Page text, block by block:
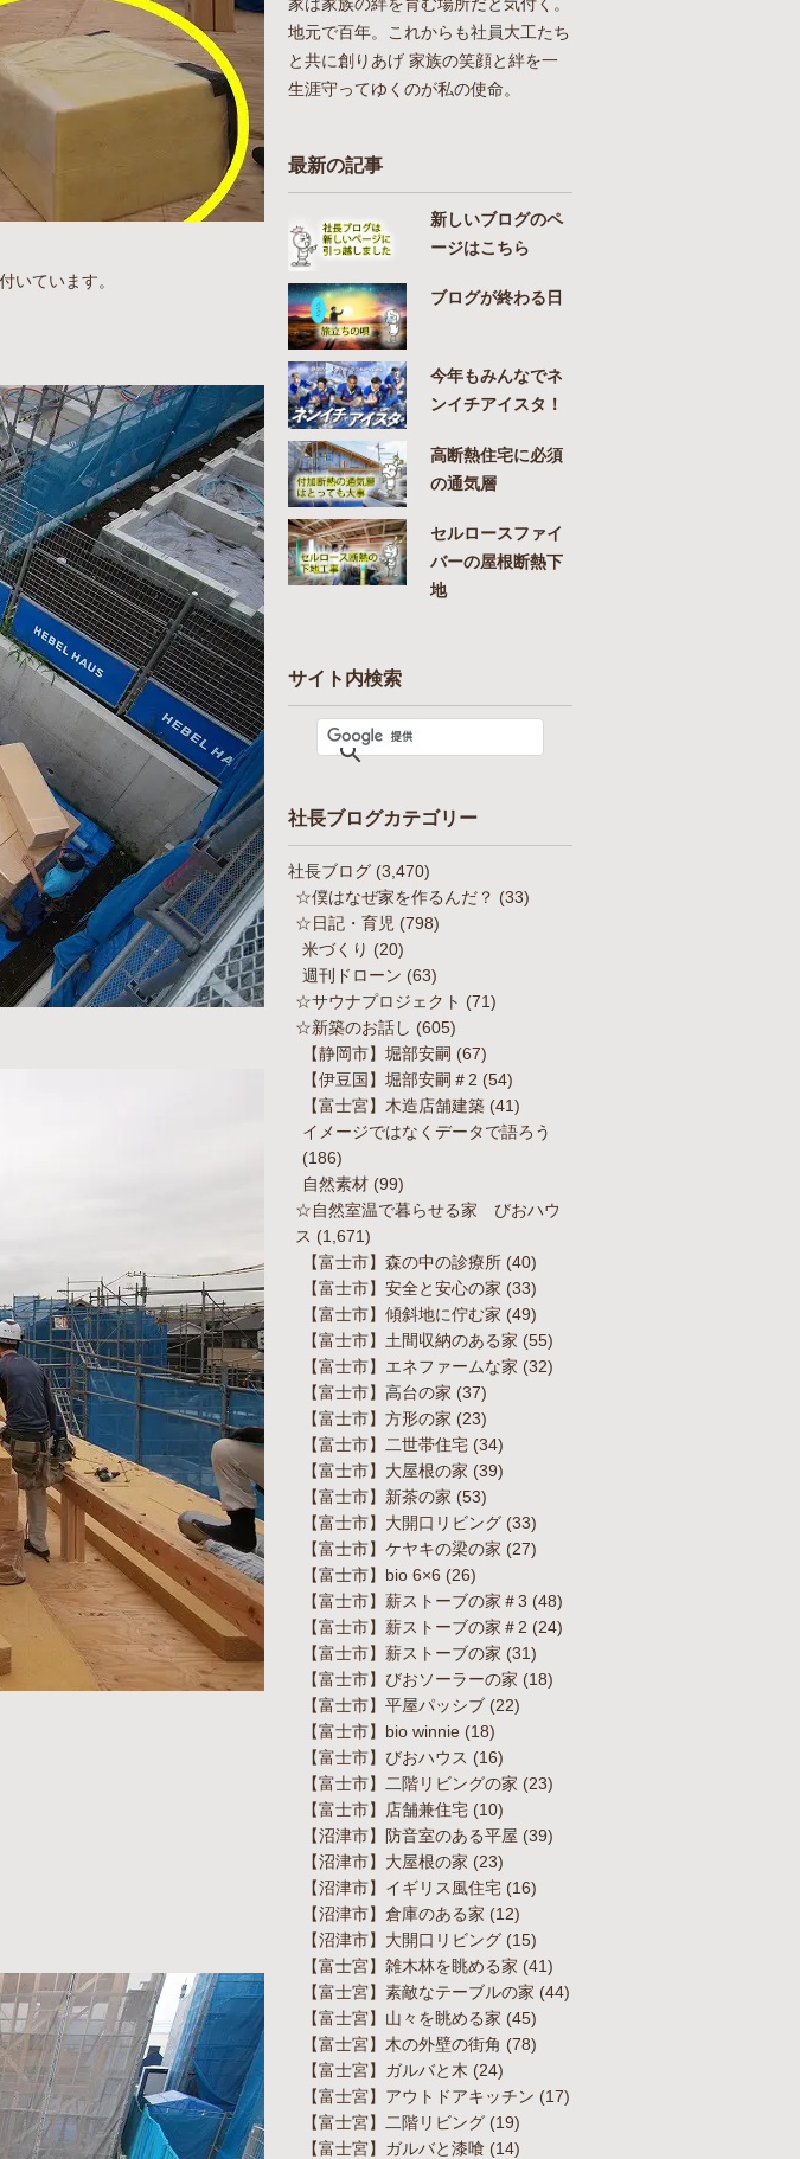
いています。
地元で百年。これからも社員大工たち
と共に創りあげ 家族の笑顔と絆を一
生涯守ってゆくのが私の使命。
最新の記事
新しいブログのペ
ージはこちら
ブログが終わる日
今年もみんなでネ
ンイチアイスタ！
高断熱住宅に必須
の通気層
セルロースファイ
バーの屋根断熱下
地
サイト内検索
社長ブログカテゴリー
社長ブログ (3,470)
☆僕はなぜ家を作るんだ？ (33)
☆日記・育児 (798)
米づくり (20)
週刊ドローン (63)
☆サウナプロジェクト (71)
☆新築のお話し (605)
【静岡市】堀部安嗣 (67)
【伊豆国】堀部安嗣＃2 (54)
【富士宮】木造店舗建築 (41)
イメージではなくデータで語ろう
(186)
自然素材 (99)
☆自然室温で暮らせる家 びおハウ
ス (1,671)
【富士市】森の中の診療所 (40)
【富士市】安全と安心の家 (33)
【富士市】傾斜地に佇む家 (49)
【富士市】土間収納のある家 (55)
【富士市】エネファームな家 (32)
【富士市】高台の家 (37)
【富士市】方形の家 (23)
【富士市】二世帯住宅 (34)
【富士市】大屋根の家 (39)
【富士市】新茶の家 (53)
【富士市】大開口リビング (33)
【富士市】ケヤキの梁の家 (27)
【富士市】bio 6×6 (26)
【富士市】薪ストーブの家＃3 (48)
【富士市】薪ストーブの家＃2 (24)
【富士市】薪ストーブの家 (31)
【富士市】びおソーラーの家 (18)
【富士市】平屋パッシブ (22)
【富士市】bio winnie (18)
【富士市】びおハウス (16)
【富士市】二階リビングの家 (23)
【富士市】店舗兼住宅 (10)
【沼津市】防音室のある平屋 (39)
【沼津市】大屋根の家 (23)
【沼津市】イギリス風住宅 (16)
【沼津市】倉庫のある家 (12)
【沼津市】大開口リビング (15)
【富士宮】雑木林を眺める家 (41)
【富士宮】素敵なテーブルの家 (44)
【富士宮】山々を眺める家 (45)
【富士宮】木の外壁の街角 (78)
【富士宮】ガルバと木 (24)
【富士宮】アウトドアキッチン (17)
【富士宮】二階リビング (19)
【富士宮】ガルバと漆喰 (14)